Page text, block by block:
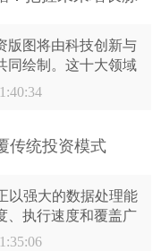
之路”越走越宽，真
业的澎湃活力，为中
是一场持久战，在降
清醒、积极学习、适
真正守护好来之不易
向，必要时咨询专业
版图将由科技创新与
同绘制。这十大领域
步、社会变迁与政策
深入研究细分赛道，
未来。
传统投资模式
以强大的数据处理能
、执行速度和覆盖广
构传统投资模式的核